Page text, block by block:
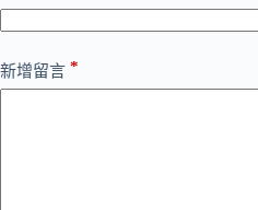
新增留言 *